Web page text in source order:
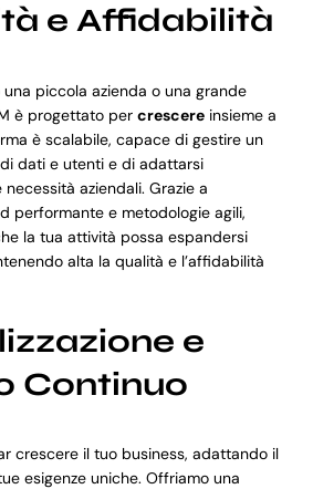
e Affidabilità
piccola azienda o una grande
è progettato per crescereinsieme a
è scalabile, capace di gestire un
dati e utenti e di adattarsi
aziendali. Grazie a
performante e metodologie agili,
la tua attività possa espandersi
alta la qualità e l’affidabilità
e
Continuo
crescere il tuo business, adattando il
esigenze uniche. Offriamo una